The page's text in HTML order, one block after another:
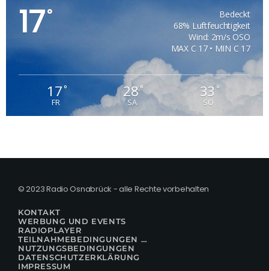
17°
Bedeckt
68% Luftfeuchtigkeit
Wind: 2m/s OSO
MAX C 17 • MIN C 17
17°
FR
28°
SA
33°
SO
© 2023 Radio Osnabrück - alle Rechte vorbehalten
KONTAKT
WERBUNG UND EVENTS
RADIOPLAYER
TEILNAHMEBEDINGUNGEN FÜR GEWINNSPIELE
NUTZUNGSBEDINGUNGEN
DATENSCHUTZERKLÄRUNG
IMPRESSUM